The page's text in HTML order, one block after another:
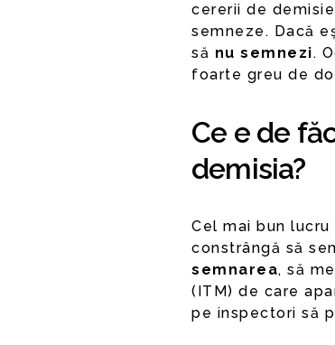
cererii de
semneze. Dacă
să nu semnezi.
foarte greu de
Ce e de
demisia?
Cel mai bun
constrângă să
semnarea, să
(ITM) de care
pe inspectori să